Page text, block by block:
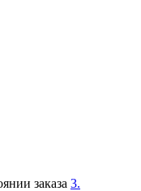
заказа 3.